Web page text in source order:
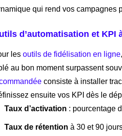
qui rend vos campagnes
d’automatisation et KPI
les outils de fidélisation en ligne
au bon moment surpassent
consiste à installer
ensuite vos KPI dès le
Taux d’activation : pourcentage
Taux de rétention à 30 et 90